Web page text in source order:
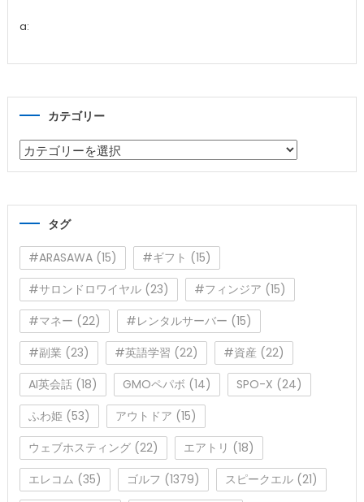
a:
カテゴリー
カ
テ
タグ
#ARASAWA(15) #ギフト (15)
#サロンドロワイヤル(23) #フィンジア (15)
#マネー (22) #レンタルサーバー (15)
#副業 (23) #英語学習 (22) #資産 (22)
AI英会話(18) GMOペパボ (14) SPO-X (24)
ふわ姫(53) アウトドア (15)
ウェブホスティング(22) エアトリ (18)
エレコム (35) ゴルフ (1379) スピークエル(21)